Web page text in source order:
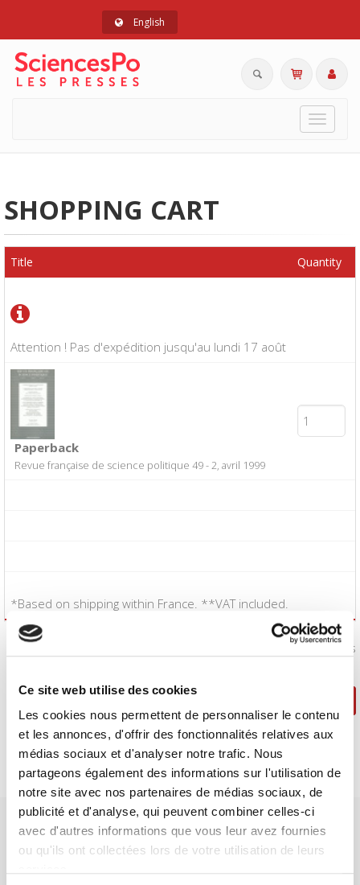
Ce site web utilise des cookies
Les cookies nous permettent de personnaliser le contenu
et les annonces, d'offrir des fonctionnalités relatives aux
médias sociaux et d'analyser notre trafic. Nous
partageons également des informations sur l'utilisation de
notre site avec nos partenaires de médias sociaux, de
publicité et d'analyse, qui peuvent combiner celles-ci
avec d'autres informations que vous leur avez fournies
ou qu'ils ont collectées lors de votre utilisation de leurs
English
Toggle
SHOPPING CART
Attention ! Pas d'expédition jusqu'au lundi 17 août
Title Quantity
Paperback
Revue française de science politique 49 - 2, avril 1999
*Based on shipping within France. **VAT included.
Conditions of Sale: Yes